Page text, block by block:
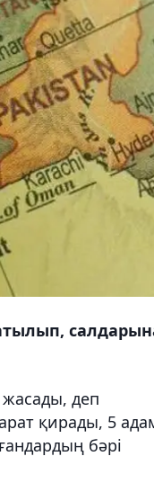
деп
қирады, 5
бәрі